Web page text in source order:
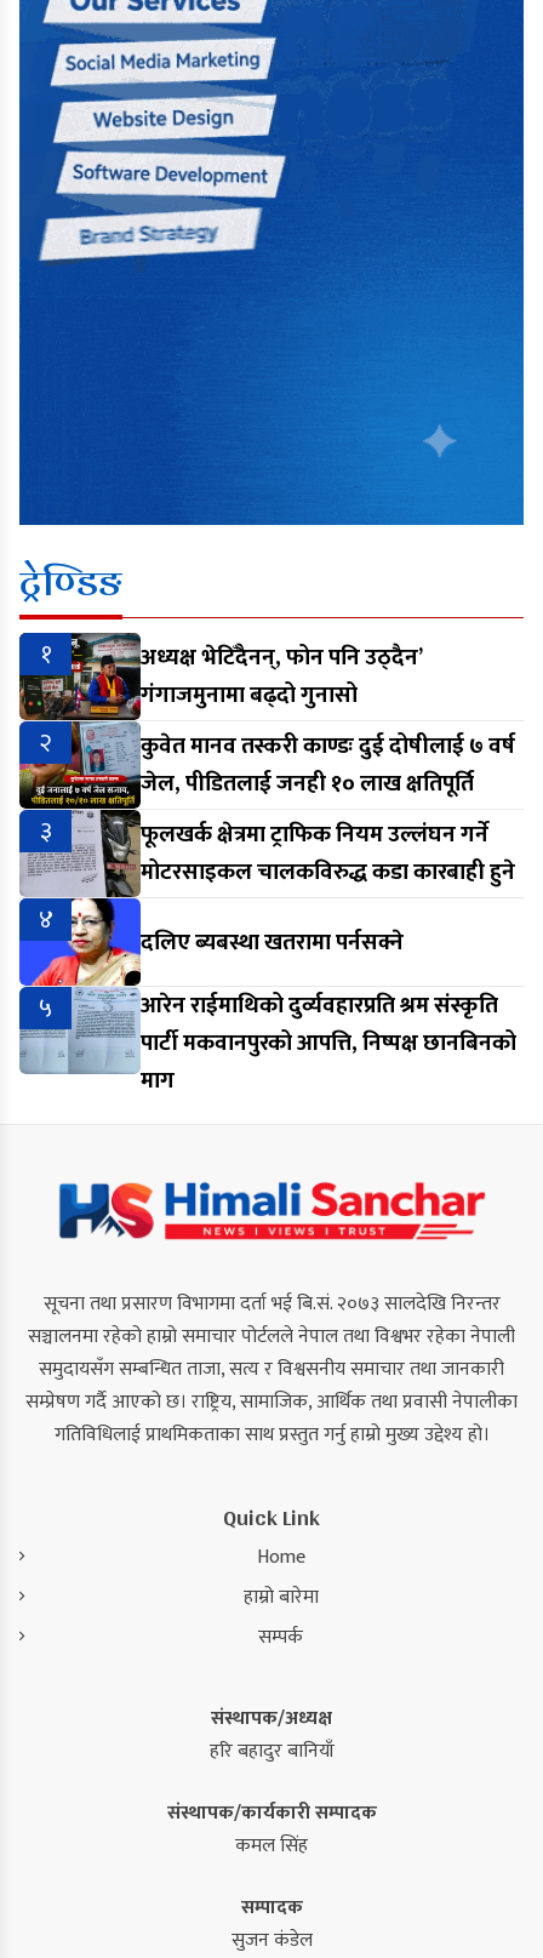
ट्रेण्डिङ
१
अध्यक्ष भेटिँदैनन्, फोन पनि उठ्दैन’
गंगाजमुनामा बढ्दो गुनासो
२
कुवेत मानव तस्करी काण्डः दुई दोषीलाई ७ वर्ष
जेल, पीडितलाई जनही १० लाख क्षतिपूर्ति
३
फूलखर्क क्षेत्रमा ट्राफिक नियम उल्लंघन गर्ने
मोटरसाइकल चालकविरुद्ध कडा कारबाही हुने
४
दलिए ब्यबस्था खतरामा पर्नसक्ने
५
आरेन राईमाथिको दुर्व्यवहारप्रति श्रम संस्कृति
पार्टी मकवानपुरको आपत्ति, निष्पक्ष छानबिनको
माग
सूचना तथा प्रसारण विभागमा दर्ता भई बि.सं. २०७३ सालदेखि निरन्तर
सञ्चालनमा रहेको हाम्रो समाचार पोर्टलले नेपाल तथा विश्वभर रहेका नेपाली
समुदायसँग सम्बन्धित ताजा, सत्य र विश्वसनीय समाचार तथा जानकारी
सम्प्रेषण गर्दै आएको छ। राष्ट्रिय, सामाजिक, आर्थिक तथा प्रवासी नेपालीका
गतिविधिलाई प्राथमिकताका साथ प्रस्तुत गर्नु हाम्रो मुख्य उद्देश्य हो।
Quick Link
Home
हाम्रो बारेमा
सम्पर्क
संस्थापक/अध्यक्ष
हरि बहादुर बानियाँ
संस्थापक/कार्यकारी सम्पादक
कमल सिंह
सम्पादक
सुजन कंडेल